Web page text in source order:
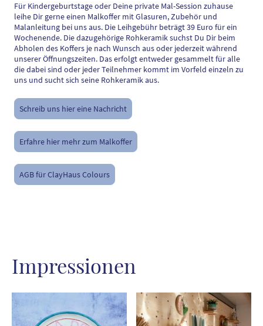
Für Kindergeburtstage oder Deine private Mal-Session zuhause
leihe Dir gerne einen Malkoffer mit Glasuren, Zubehör und
Malanleitung bei uns aus. Die Leihgebühr beträgt 39 Euro für ein
Wochenende. Die dazugehörige Rohkeramik suchst Du Dir beim
Abholen des Koffers je nach Wunsch aus oder jederzeit während
unserer Öffnungszeiten. Das erfolgt entweder gesammelt für alle
die dabei sind oder jeder Teilnehmer kommt im Vorfeld einzeln zu
uns und sucht sich seine Rohkeramik aus.
Schreib uns hier eine Nachricht
Erfahre hier mehr zum Malkoffer
AGB für ClayHaus Colours
Impressionen